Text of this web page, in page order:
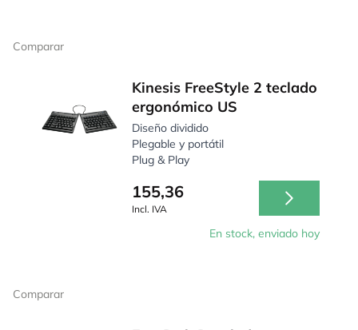
Comparar
Kinesis FreeStyle 2 teclado
ergonómico US
Diseño dividido
Plegable y portátil
Plug & Play
155,36
Incl. IVA
En stock, enviado hoy
Comparar